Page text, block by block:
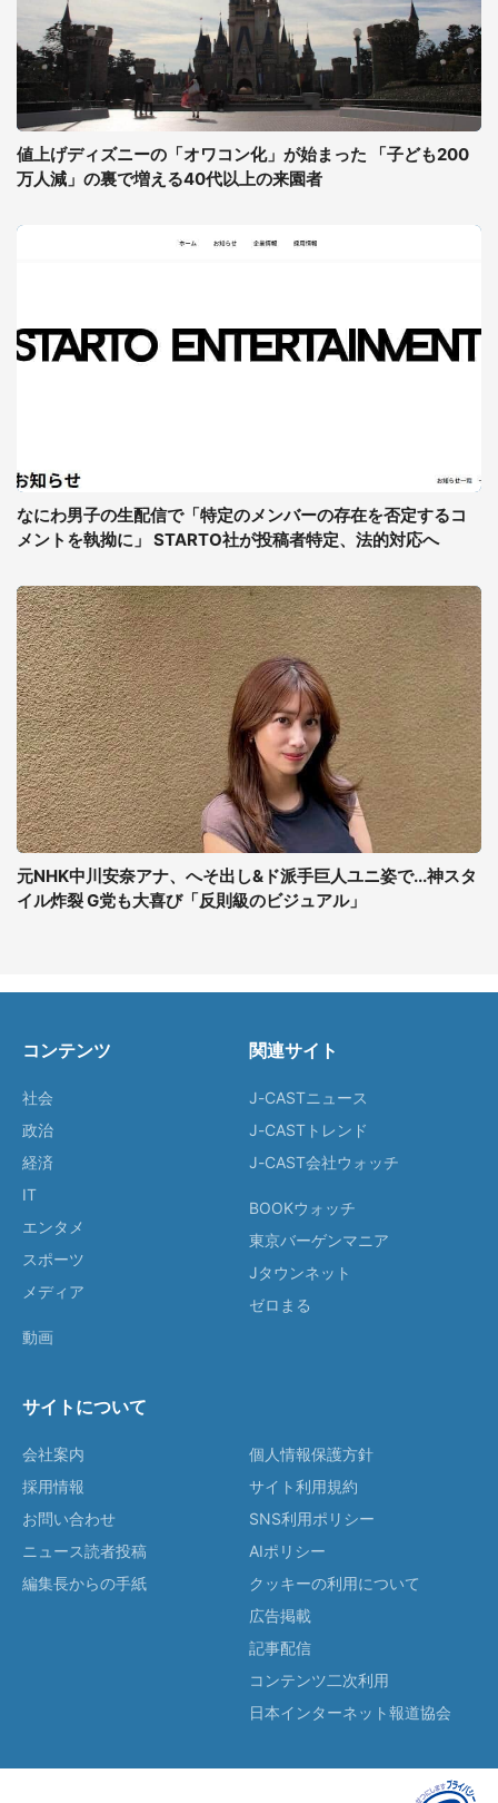
値上げディズニーの「オワコン化」が始まった 「子ども200
万人減」の裏で増える40代以上の来園者
なにわ男子の生配信で「特定のメンバーの存在を否定するコ
メントを執拗に」 STARTO社が投稿者特定、法的対応へ
元NHK中川安奈アナ、へそ出し&ド派手巨人ユニ姿で...神スタ
イル炸裂 G党も大喜び「反則級のビジュアル」
コンテンツ
社会
政治
経済
IT
エンタメ
スポーツ
メディア
動画
関連サイト
J-CASTニュース
J-CASTトレンド
J-CAST会社ウォッチ
BOOKウォッチ
東京バーゲンマニア
Jタウンネット
ゼロまる
サイトについて
会社案内
採用情報
お問い合わせ
ニュース読者投稿
編集長からの手紙
個人情報保護方針
サイト利用規約
SNS利用ポリシー
AIポリシー
クッキーの利用について
広告掲載
記事配信
コンテンツ二次利用
日本インターネット報道協会